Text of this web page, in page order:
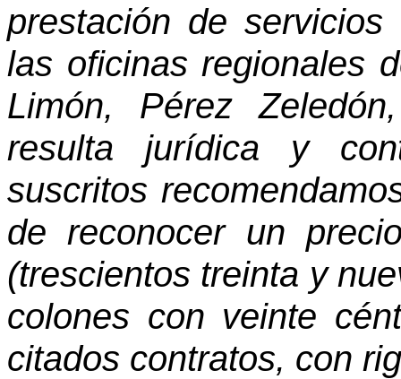
prestación de
las oficinas regionales
Limón, Pérez
resulta jurídica y
suscritos
de reconocer un
(trescientos treinta y
colones con veinte
citados contratos, con